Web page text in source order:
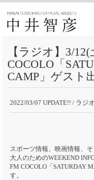
【ラジオ】3/
COCOLO「
CAMP」ゲスト
2022/03/07 UPDATE!! / ラジオ
スポーツ情報、映画情報、
大人のためのWEEKEND
FM COCOLO「SATURDAY
す。